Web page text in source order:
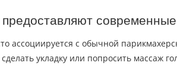
предоставляют
ассоциируется с обычной
укладку или попросить массаж